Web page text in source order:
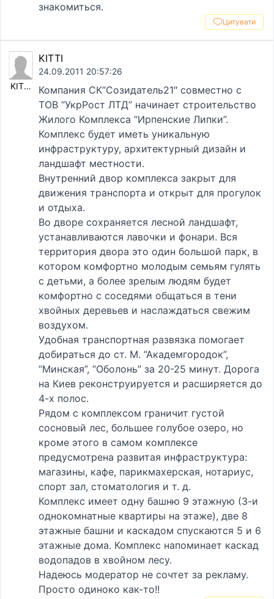
знакомиться.
Цитувати
KITTI
KITTI
24.09.2011 20:57:26
Компания СК”Созидатель21″ совместно с
ТОВ “УкрРост ЛТД” начинает строительство
Жилого Комплекса “Ирпенские Липки”.
Комплекс будет иметь уникальную
инфраструктуру, архитектурный дизайн и
ландшафт местности.
Внутренний двор комплекса закрыт для
движения транспорта и открыт для прогулок
и отдыха.
Во дворе сохраняется лесной ландшафт,
устанавливаются лавочки и фонари. Вся
территория двора это один большой парк, в
котором комфортно молодым семьям гулять
с детьми, а более зрелым людям будет
комфортно с соседями общаться в тени
хвойных деревьев и наслаждаться свежим
воздухом.
Удобная транспортная развязка помогает
добираться до ст. М. ”Академгородок”,
“Минская”, “Оболонь” за 20-25 минут. Дорога
на Киев реконструируется и расширяется до
4-х полос.
Рядом с комплексом граничит густой
сосновый лес, большее голубое озеро, но
кроме этого в самом комплексе
предусмотрена развитая инфраструктура:
магазины, кафе, парикмахерская, нотариус,
спорт зал, стоматология и т. д.
Комплекс имеет одну башню 9 этажную (3-и
однокомнатные квартиры на этаже), две 8
этажные башни и каскадом спускаются 5 и 6
этажные дома. Комплекс напоминает каскад
водопадов в хвойном лесу.
Надеюсь модератор не сочтет за рекламу.
Просто одиноко как-то!!